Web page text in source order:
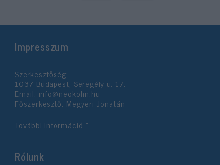
Impresszum
Szerkesztőség:
1037 Budapest, Seregély u. 17.
Email: info@neokohn.hu
Főszerkesztő: Megyeri Jonatán
További információ »
Rólunk